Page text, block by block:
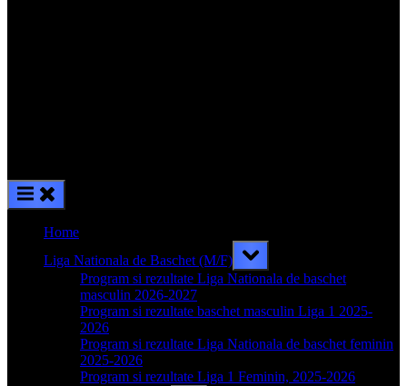
Home
Liga Nationala de Baschet (M/F)
Toggle
sub-
menu
Program si rezultate Liga Nationala de baschet
masculin 2026-2027
Program si rezultate baschet masculin Liga 1 2025-
2026
Program si rezultate Liga Nationala de baschet feminin
2025-2026
Program si rezultate Liga 1 Feminin, 2025-2026